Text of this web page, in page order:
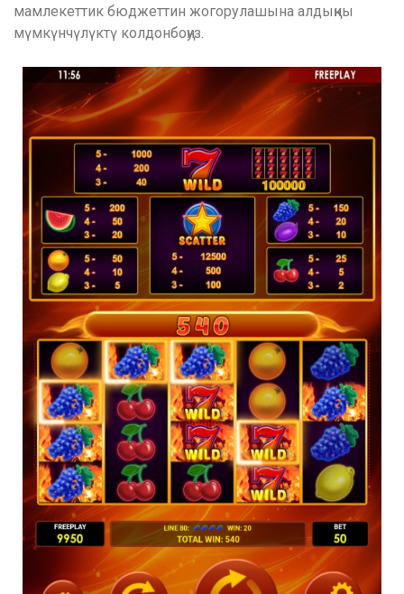
мамлекеттик бюджеттин жогорулашына алдыңкы
мүмкүнчүлүктү колдонбоңуз.